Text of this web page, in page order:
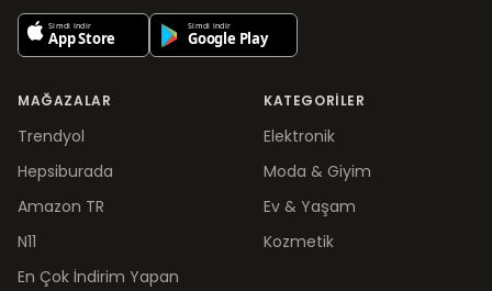
MAĞAZALAR
Trendyol
Hepsiburada
Amazon TR
N11
En Çok İndirim Yapan
KATEGORILER
Elektronik
Moda & Giyim
Ev & Yaşam
Kozmetik